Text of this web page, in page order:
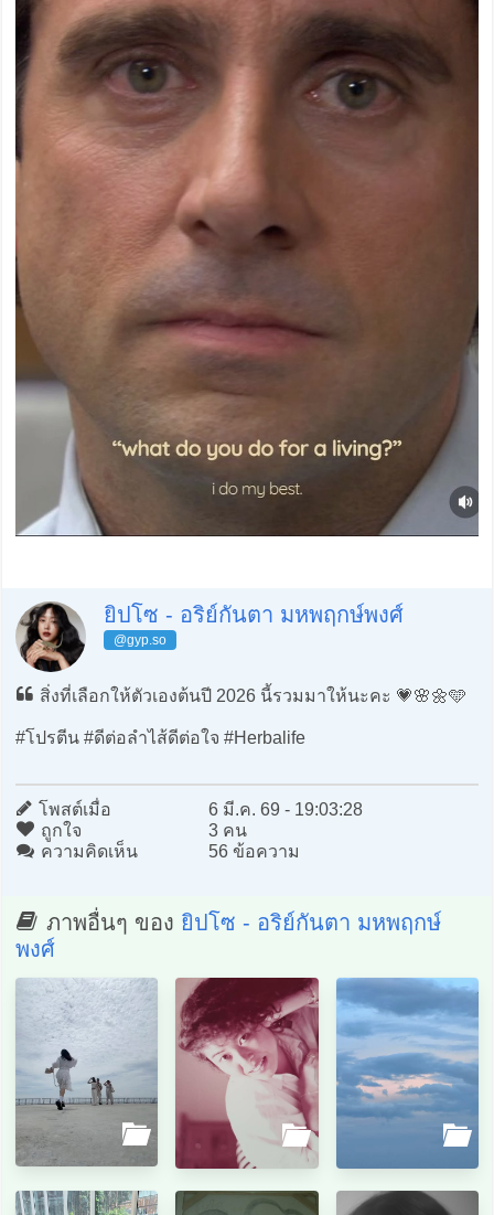
ยิปโซ - อริย์กันตา มหพฤกษ์พงศ์
@gyp.so
สิ่งที่เลือกให้ตัวเองต้นปี 2026 นี้รวมมาให้นะคะ 💗🌸🌼🩵
#โปรตีน #ดีต่อลำไส้ดีต่อใจ #Herbalife
โพสต์เมื่อ
6 มี.ค. 69 - 19:03:28
ถูกใจ
3 คน
ความคิดเห็น
56 ข้อความ
ภาพอื่นๆ ของ ยิปโซ - อริย์กันตา มหพฤกษ์
พงศ์